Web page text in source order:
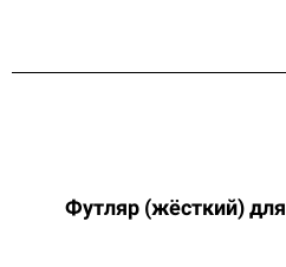
Футляр (жёсткий) для